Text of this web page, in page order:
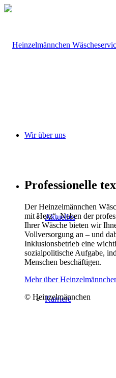
Wir über uns
Aktuelles
Karriere
Professionelle
Der Heinzelmännchen
mit Herz“. Neben der
Ihrer Wäsche bieten wir
Vollversorgung an – und
Inklusionsbetrieb eine
sozialpolitische Aufgabe,
Menschen beschäftigen.
Mehr über
© Heinzelmännchen